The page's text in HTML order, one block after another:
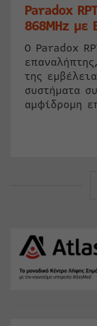
Paradox
868MHz με
Ο Paradox
της
συστήματα
αμφίδρομη